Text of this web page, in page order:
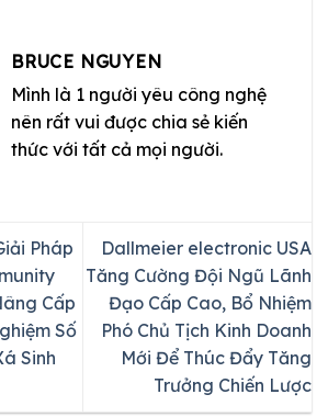
BRUCE NGUYEN
Mình là 1 người yêu công nghệ
nên rất vui được chia sẻ kiến
thức với tất cả mọi người.
Pháp
Cấp
Số
Sinh
Dallmeier electronic USA
Tăng Cường Đội Ngũ Lãnh
Đạo Cấp Cao, Bổ Nhiệm
Phó Chủ Tịch Kinh Doanh
Mới Để Thúc Đẩy Tăng
Trưởng Chiến Lược